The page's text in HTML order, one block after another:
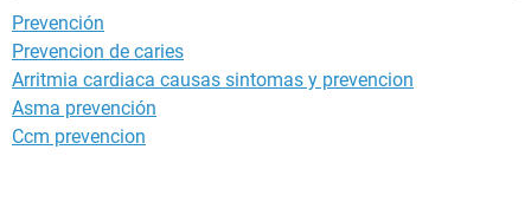
Prevención
Prevencion de caries
Arritmia cardiaca causas sintomas y prevencion
Asma prevención
Ccm prevencion